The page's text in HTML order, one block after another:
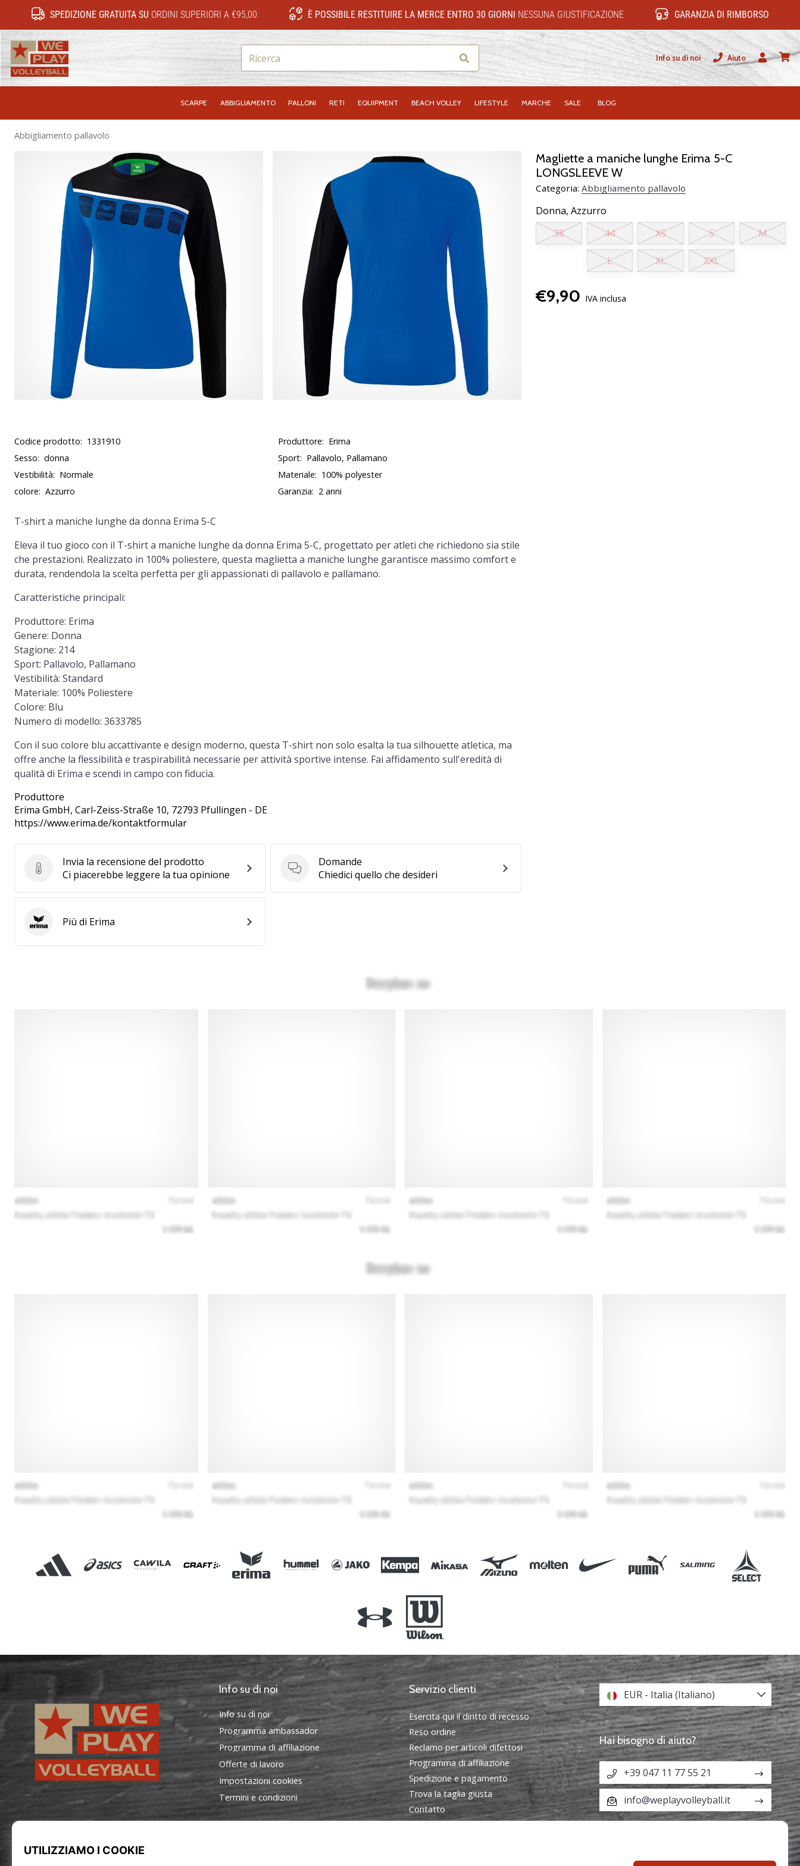
SPEDIZIONE GRATUITA SU ORDINI SUPERIORI A €95,00 È POSSIBILE RESTITUIRE LA MERCE ENTRO 30 GIORNI NESSUNA GIUSTIFICAZIONE GARANZIA DI RIMBORSO
Ricerca Info su di noi
Aiuto
Utente
SCARPE ABBIGLIAMENTO PALLONI RETI EQUIPMENT BEACH VOLLEY LIFESTYLE MARCHE SALE BLOG
Abbigliamento pallavolo
Magliette a maniche lunghe Erima 5-C
LONGSLEEVE W
Categoria: Abbigliamento pallavolo
Donna, Azzurro
38
44 XS S M
L XL XXL
€9,90 IVA inclusa
Codice prodotto: 1331910 Produttore: Erima
Sesso: donna Sport: Pallavolo, Pallamano
Vestibilità: Normale Materiale: 100% polyester
colore: Azzurro Garanzia: 2 anni
T-shirt a maniche lunghe da donna Erima 5-C
Eleva il tuo gioco con il T-shirt a maniche lunghe da donna Erima 5-C, progettato per atleti che richiedono sia stile
che prestazioni. Realizzato in 100% poliestere, questa maglietta a maniche lunghe garantisce massimo comfort e
durata, rendendola la scelta perfetta per gli appassionati di pallavolo e pallamano.
Caratteristiche principali:
Produttore: Erima
Genere: Donna
Stagione: 214
Sport: Pallavolo, Pallamano
Vestibilità: Standard
Materiale: 100% Poliestere
Colore: Blu
Numero di modello: 3633785
Con il suo colore blu accattivante e design moderno, questa T-shirt non solo esalta la tua silhouette atletica, ma
offre anche la flessibilità e traspirabilità necessarie per attività sportive intense. Fai affidamento sull'eredità di
qualità di Erima e scendi in campo con fiducia.
Produttore
Erima GmbH, Carl-Zeiss-Straße 10, 72793 Pfullingen - DE
https://www.erima.de/kontaktformular
Invia la recensione del prodotto
Invia la recensione del prodotto
Ci piacerebbe leggere la tua opinione
Domande
Domande
Chiedici quello che desideri
ErimaPiù di Erima
WePlayVolleyball.it
Info su di noi
Info su di noi
Programma ambassador
Programma di affiliazione
Offerte di lavoro
Impostazioni cookies
Termini e condizioni
Servizio clienti
Esercita qui il diritto di recesso
Reso ordine
Reclamo per articoli difettosi
Programma di affiliazione
Spedizione e pagamento
Trova la taglia giusta
Contatto
FAQ - Domande frequenti
EUR - Italia (Italiano)
Hai bisogno di aiuto?
+39 047 11 77 55 21
info@weplayvolleyball.it